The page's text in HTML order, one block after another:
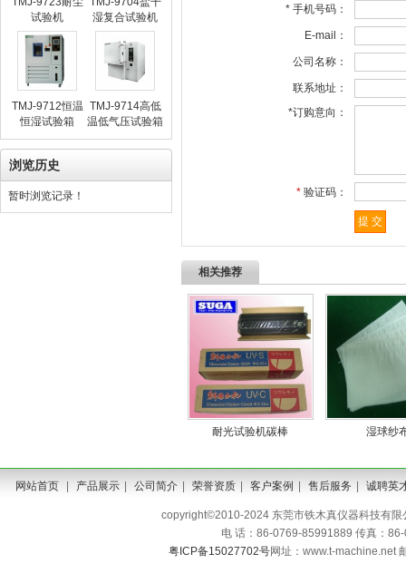
试验机
湿复合试验机
TMJ-9712恒温
恒湿试验箱
TMJ-9714高低
温低气压试验箱
浏览历史
暂时浏览记录！
* 手机号码：
E-mail：
公司名称：
联系地址：
*订购意向：
* 验证码：
相关推荐
耐光试验机碳棒 湿球纱
网站首页 | 产品展示 | 公司简介 | 荣誉资质 | 客户案例 | 售后服务 | 诚聘英
copyright©2010-2024 东莞市铁木真仪器科技有
电 话：86-0769-85991889 传真：
粤ICP备15027702号网址：www.t-machine.net